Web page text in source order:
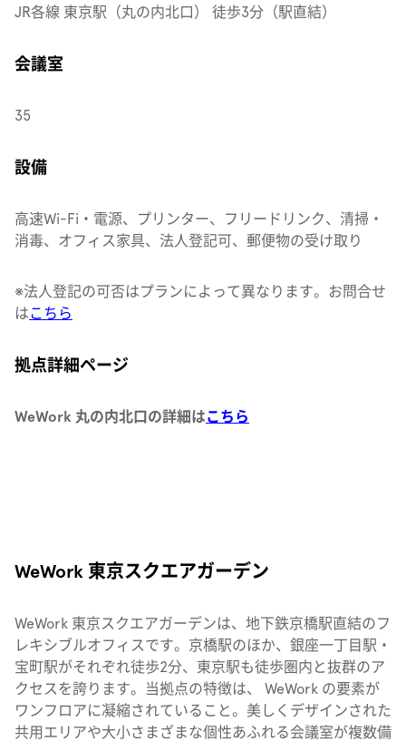
JR各線 東京駅（丸の内北口） 徒歩3分（駅直結）
会議室
35
設備
高速Wi-Fi・電源、プリンター、フリードリンク、清掃・
消毒、オフィス家具、法人登記可、郵便物の受け取り
※法人登記の可否はプランによって異なります。 お問合せ
はこちら
拠点詳細ページ
WeWork 丸の内北口の詳細はこちら
WeWork 東京スクエアガーデン
WeWork 東京スクエアガーデンは、地下鉄京橋駅直結のフ
レキシブルオフィスです。京橋駅のほか、銀座一丁目駅・
宝町駅がそれぞれ徒歩2分、東京駅も徒歩圏内と抜群のア
クセスを誇ります。当拠点の特徴は、 WeWork の要素が
ワンフロアに凝縮されていること。美しくデザインされた
共用エリアや大小さまざまな個性あふれる会議室が複数備